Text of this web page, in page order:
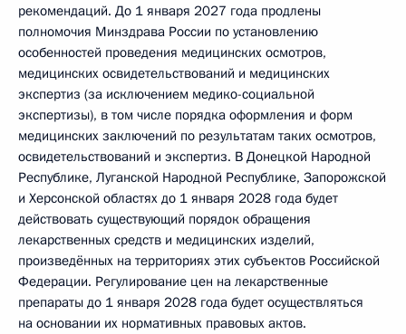
рекомендаций. До 1 января 2027 года продлены
полномочия Минздрава России по установлению
особенностей проведения медицинских осмотров,
медицинских освидетельствований и медицинских
экспертиз (за исключением медико-социальной
экспертизы), в том числе порядка оформления и форм
медицинских заключений по результатам таких осмотров,
освидетельствований и экспертиз. B Донецкой Народной
Республике, Луганской Народной Республике, Запорожской
и Херсонской областях до 1 января 2028 года будет
действовать существующий порядок обращения
лекарственных средств и медицинских изделий,
произведённых на территориях этих субъектов Российской
Федерации. Регулирование цен на лекарственные
препараты до 1 января 2028 года будет осуществляться
на основании их нормативных правовых актов.